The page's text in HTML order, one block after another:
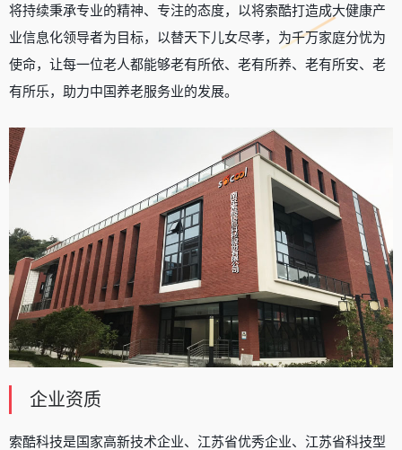
将持续秉承专业的精神、专注的态度，以将索酷打造成大健康产
业信息化领导者为目标，以替天下儿女尽孝，为千万家庭分忧为
使命，让每一位老人都能够老有所依、老有所养、老有所安、老
有所乐，助力中国养老服务业的发展。
企业资质
索酷科技是国家高新技术企业、江苏省优秀企业、江苏省科技型